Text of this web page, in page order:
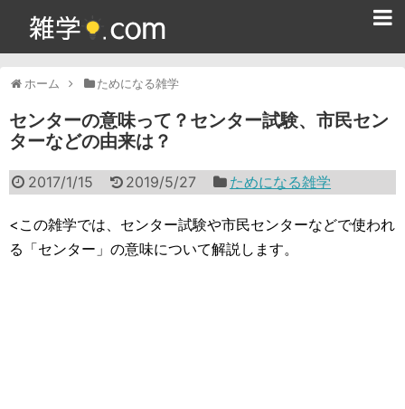
ホーム ためになる雑学
センターの意味って？センター試験、市民セン
ターなどの由来は？
2017/1/15 2019/5/27 ためになる雑学
<この雑学では、センター試験や市民センターなどで使われ
る「センター」の意味について解説します。
365日雑学カレンダー
面白い雑学
ためになる雑学